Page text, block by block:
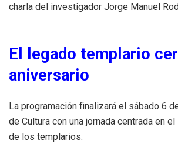
charla del investigador Jorge Manuel
El legado templario
aniversario
La programación finalizará el sábado 6
de Cultura con una jornada centrada en
de los templarios.